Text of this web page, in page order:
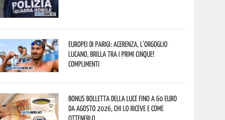
Europei di Parigi: Acerenza, l’orgoglio
lucano, brilla tra i primi cinque!
Complimenti
Bonus bolletta della luce fino a 60 euro
da agosto 2026, chi lo riceve e come
ottenerlo